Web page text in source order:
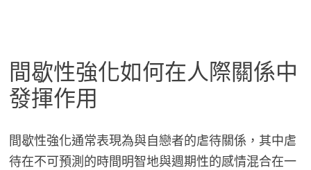
間歇性強化如何在人際關係中
發揮作用
間歇性強化通常表現為與自戀者的虐待關係，其中虐
待在不可預測的時間明智地與週期性的感情混合在一